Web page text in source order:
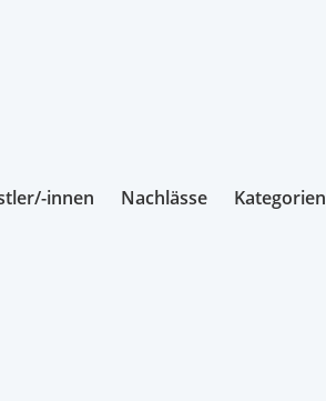
innen Nachlässe Kategorien